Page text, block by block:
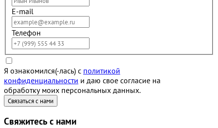
E-mail
Телефон
Я ознакомился(-лась) с политикой
конфиденциальности и даю свое согласие на
обработку моих персональных данных.
Свяжитесь с нами